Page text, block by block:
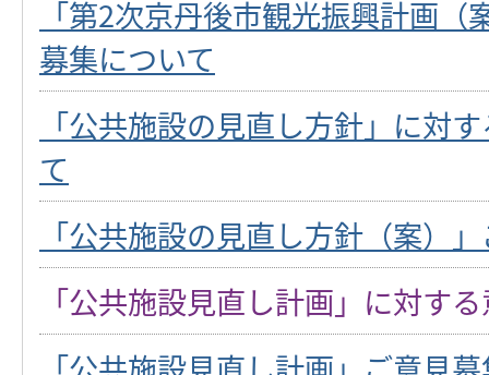
「第2次京丹後市観光振興計画
募集について
「公共施設の見直し方針」に対
て
「公共施設の見直し方針（案）
「公共施設見直し計画」に対す